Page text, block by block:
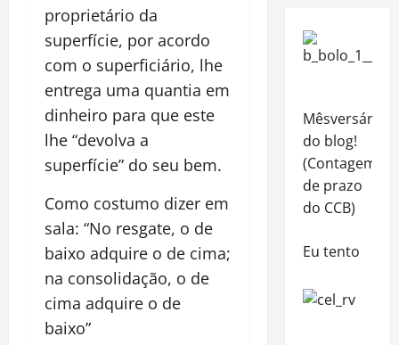
proprietário da
superfície, por acordo
com o superficiário, lhe
entrega uma quantia em
dinheiro para que este
lhe “devolva a
superfície” do seu bem.
Como costumo dizer em
sala: “No resgate, o de
baixo adquire o de cima;
na consolidação, o de
cima adquire o de
baixo”
Mêsversário
do blog!
(Contagem
de prazo
do CCB)
Eu tento